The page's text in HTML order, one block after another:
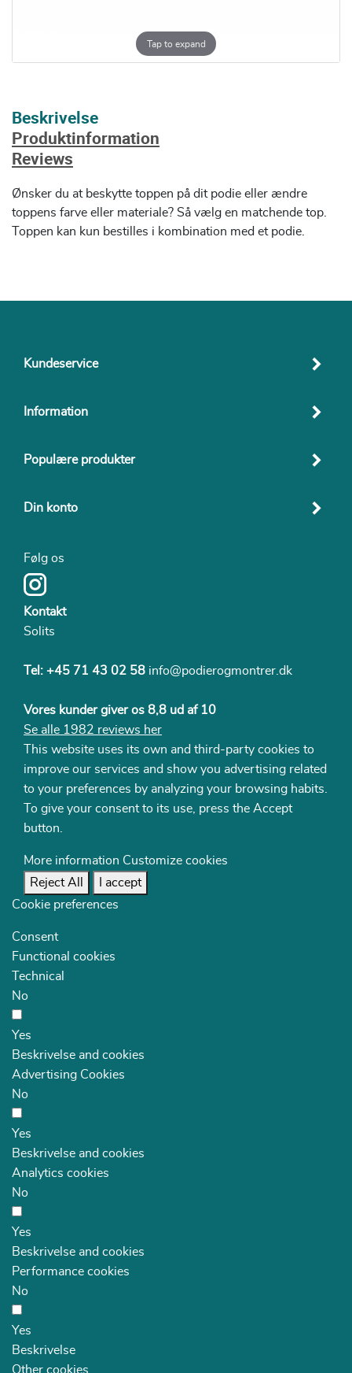
Tap to expand
Beskrivelse
Produktinformation
Reviews
Ønsker du at beskytte toppen på dit podie eller ændre
toppens farve eller materiale? Så vælg en matchende top.
Toppen kan kun bestilles i kombination med et podie.
Kundeservice
Information
Populære produkter
Din konto
Følg os
Kontakt
Solits
Tel: +45 71 43 02 58 info@podierogmontrer.dk
Vores kunder giver os 8,8 ud af 10
Se alle 1982 reviews her
This website uses its own and third-party cookies to
improve our services and show you advertising related
to your preferences by analyzing your browsing habits.
To give your consent to its use, press the Accept
button.
More information Customize cookies
Reject All
I accept
Cookie preferences
Consent
Functional cookies
Technical
No
Yes
Beskrivelse and cookies
Advertising Cookies
No
Yes
Beskrivelse and cookies
Analytics cookies
No
Yes
Beskrivelse and cookies
Performance cookies
No
Yes
Beskrivelse
Other cookies